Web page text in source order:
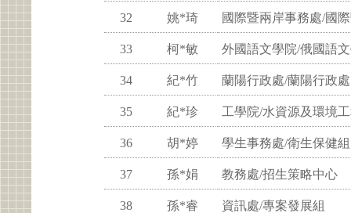
32 姚*琦 國際暨兩岸事務處/國
33 柯*敏 外國語文學院/俄國語
34 紀*竹 蘭陽行政處/蘭陽行政處
35 紀*珍 工學院/水資源及環境
36 胡*婷 學生事務處/衛生保健組
37 孫*娟 教務處/招生策略中心
38 孫*睿 資訊處/專案發展組